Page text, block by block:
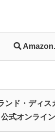
ド・ ディス
公式オンライン